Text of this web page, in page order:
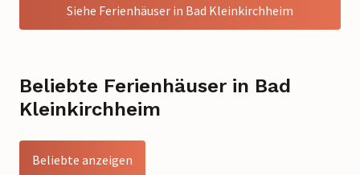
Siehe Ferienhäuser in Bad Kleinkirchheim
Beliebte Ferienhäuser in Bad
Kleinkirchheim
Beliebte anzeigen